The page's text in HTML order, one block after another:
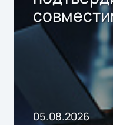
решением
Storage
05.08.2026